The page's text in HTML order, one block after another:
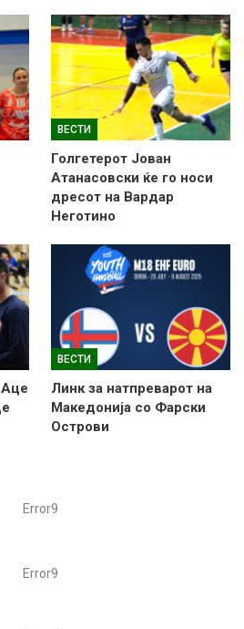
ВЕСТИ
Голгетерот Јован
Атанасовски ќе го носи
дресот на Вардар
Неготино
ВЕСТИ
Линк за натпреварот на
Македонија со Фарски
Острови
Error9
Error9